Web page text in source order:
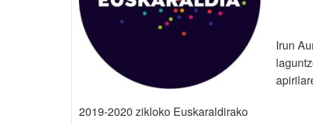
2019-2020 zikloko Euskaraldirako
Irun